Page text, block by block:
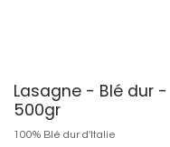
Lasagne - Blé dur -
500gr
100% Blé dur d'Italie